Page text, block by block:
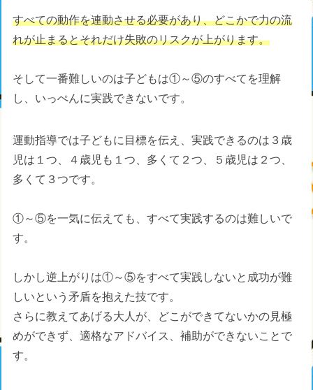
すべての動作を連動させる必要があり、どこかで力の流
れが止まるとそれだけ失敗のリスクが上がります。
そして一番難しいのは子どもは①～⑤のすべてを理解
し、いっぺんに実践できないです。
運動指導では子どもに目標を伝え、実践できるのは３歳
児は１つ、４歳児も１つ、多くて２つ、５歳児は２つ、
多くて３つです。
①～⑤を一気に伝えても、すべて実践するのは難しいで
す。
しかし逆上がりは①～⑤をすべて実践しないと成功が難
しいという矛盾を抱えた技です。
さらに教えてあげる大人が、どこができてないかの見極
めができず、適格なアドバイス、補助ができないことで
す。